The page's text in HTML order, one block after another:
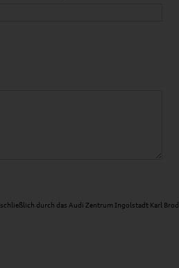
durch das Audi Zentrum Ingolstadt Karl Brod